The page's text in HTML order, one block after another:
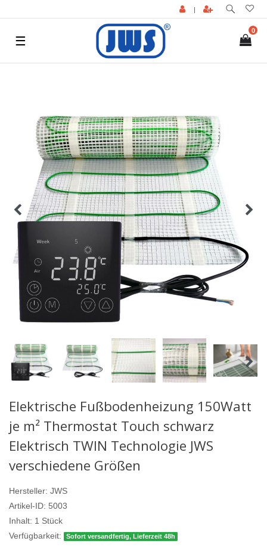
|
0
☰
Elektrische Fußbodenheizung 150Watt
je m² Thermostat Touch schwarz
Elektrisch TWIN Technologie JWS
verschiedene Größen
Hersteller: JWS
Artikel-ID: 5003
Inhalt: 1 Stück
Verfügbarkeit:
Sofort versandfertig, Lieferzeit 48h